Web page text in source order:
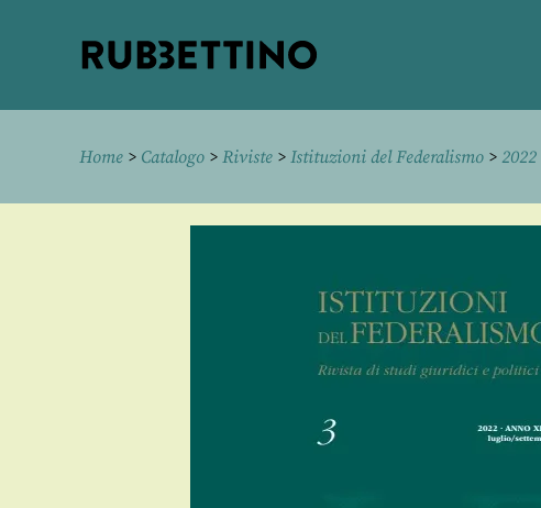
Home > Catalogo > Riviste > Istituzioni del Federalismo > 2022